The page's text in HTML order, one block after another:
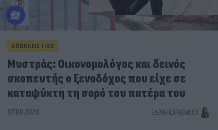
ΑΠΟΚΛΕΙΣΤΙΚΟ
Μυστράς: Οικονομολόγος και δεινός
σκοπευτής ο ξενοδόχος που είχε σε
καταψύκτη τη σορό του πατέρα του
07.08.2026 ΕΛΈΝΗ ΚΑΡΑΘΆΝΟΥ